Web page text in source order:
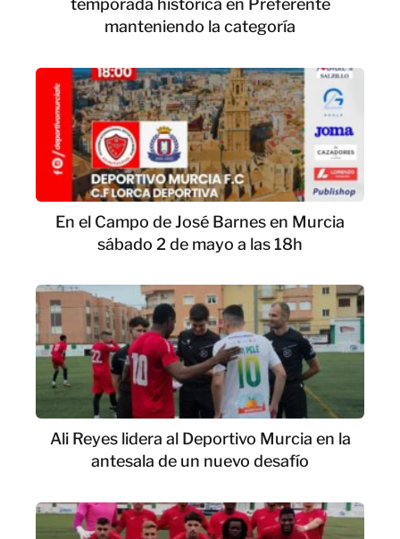
temporada histórica en Preferente
manteniendo la categoría
En el Campo de José Barnes en Murcia
sábado 2 de mayo a las 18h
Ali Reyes lidera al Deportivo Murcia en la
antesala de un nuevo desafío